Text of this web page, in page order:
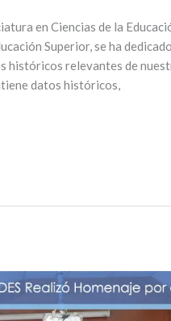
en Ciencias de la
Superior, se ha
históricos relevantes de
datos históricos,